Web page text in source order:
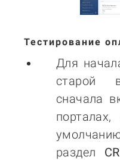
Тестирование
Для
старой
сначала
раздел